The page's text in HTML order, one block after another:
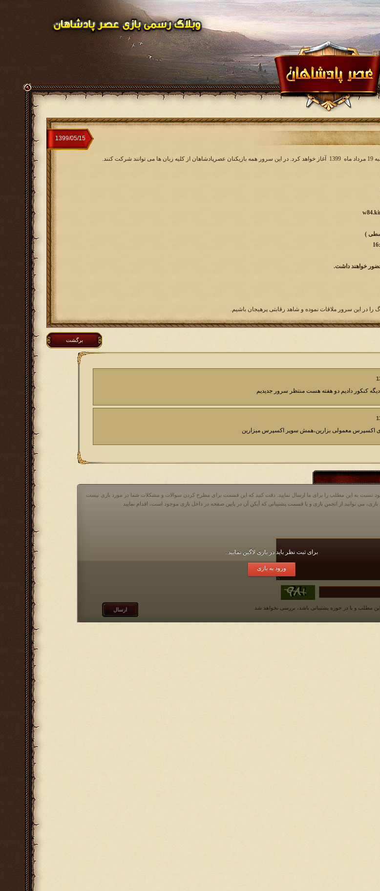
‏1399/05/15
)
خواهند داشت.
را در این سرور ملاقات نموده و شاهد رقابتی پرهیجان باشیم.
برگشت
کنکور دادیم دو هفته هست منتظر سرور جدیدیم
اکسپرس معمولی بزارین،همش سوپر اکسپرس میزارین
نسبت به این مطلب را برای ما ارسال نمایید. دقت کنید که این قسمت برای مطرح کردن سوالات و مشکلات شما در مورد بازی نیست
مطلب و یا در حوزه پشتیبانی باشد، بررسی نخواهد شد
برای ثبت نظر باید در بازی لاگین نمایید .
ورود به بازی